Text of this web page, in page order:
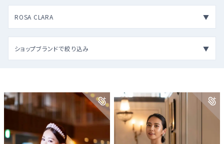
ROSA CLARA
ショップブランドで絞り込み